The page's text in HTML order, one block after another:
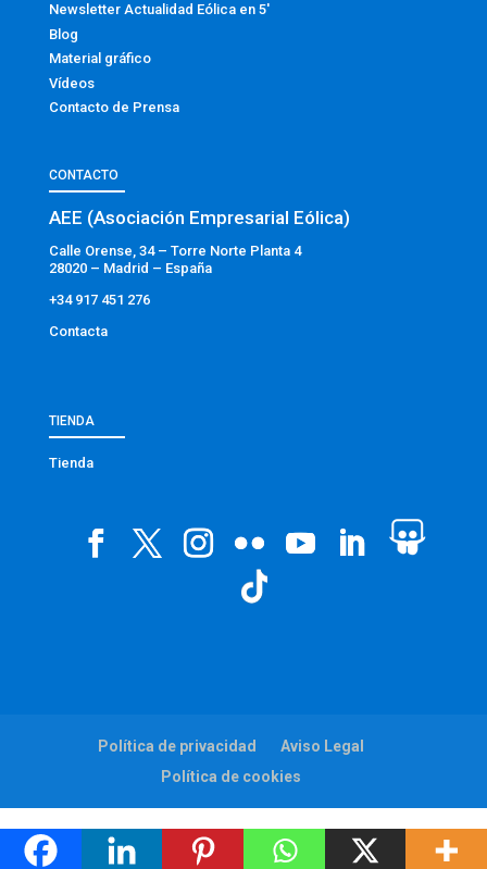
Newsletter Actualidad Eólica en 5′
Blog
Material gráfico
Vídeos
Contacto de Prensa
CONTACTO
AEE (Asociación Empresarial Eólica)
Calle Orense, 34 – Torre Norte Planta 4
28020 – Madrid – España
+34 917 451 276
Contacta
TIENDA
Tienda
Política de privacidad
Aviso Legal
Política de cookies
Web:viaintermedia.com